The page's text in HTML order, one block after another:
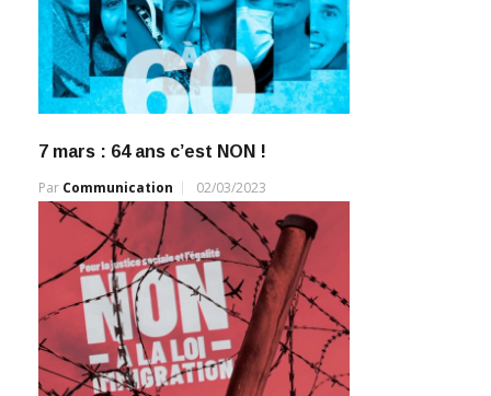
7 mars : 64 ans c’est NON !
Par Communication 02/03/2023